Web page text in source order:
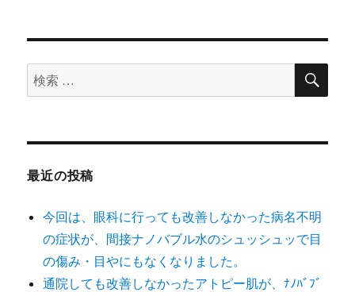
ン
検
索
象:
検
最近の投稿
今回は、眼科に行っても改善しなかった病名不明
の症状が、間接ナノバブル水のシュッシュッで目
の傷み・目やにもなくなりました。
通院しても改善しなかったアトピー肌が、ﾅﾉﾊﾞﾌﾞ